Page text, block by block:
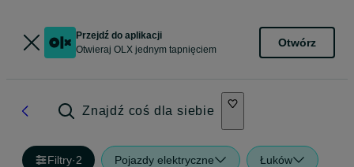
Przejdź do aplikacji
Otwieraj OLX jednym tapnięciem
Otwórz
Znajdź coś dla siebie
Filtry·2 Pojazdy elektryczne Łuków